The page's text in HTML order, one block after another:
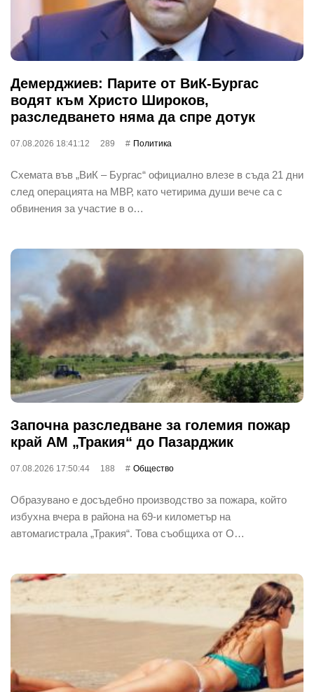
Демерджиев: Парите от ВиК-Бургас
водят към Христо Широков,
разследването няма да спре дотук
07.08.2026 18:41:12 289 Политика
Схемата във „ВиК – Бургас“ официално влезе в съда 21 дни
след операцията на МВР, като четирима души вече са с
обвинения за участие в о…
Започна разследване за големия пожар
край АМ „Тракия“ до Пазарджик
07.08.2026 17:50:44 188 Общество
Образувано е досъдебно производство за пожара, който
избухна вчера в района на 69-и километър на
автомагистрала „Тракия“. Това съобщиха от О…